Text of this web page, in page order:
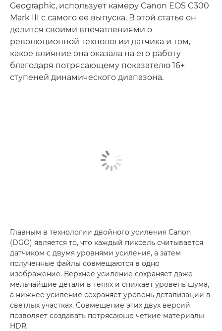
Geographic, использует камеру Canon EOS C300
Mark III с самого ее выпуска. В этой статье он
делится своими впечатлениями о
революционной технологии датчика и том,
какое влияние она оказала на его работу
благодаря потрясающему показателю 16+
ступеней динамического диапазона.
Главным в технологии двойного усиления Canon
(DGO) является то, что каждый пиксель считывается
датчиком с двумя уровнями усиления, а затем
полученные файлы совмещаются в одно
изображение. Верхнее усиление сохраняет даже
мельчайшие детали в тенях и снижает уровень шума,
а нижнее усиление сохраняет уровень детализации в
светлых участках. Совмещение этих двух версий
позволяет создавать потрясающе четкие материалы
HDR.